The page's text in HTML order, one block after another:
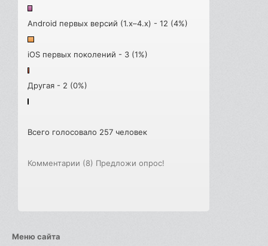
Android первых версий (1.x–4.x) - 12 (4%)
iOS первых поколений - 3 (1%)
Другая - 2 (0%)
Всего голосовало 257 человек
Комментарии (8) Предложи опрос!
Меню сайта